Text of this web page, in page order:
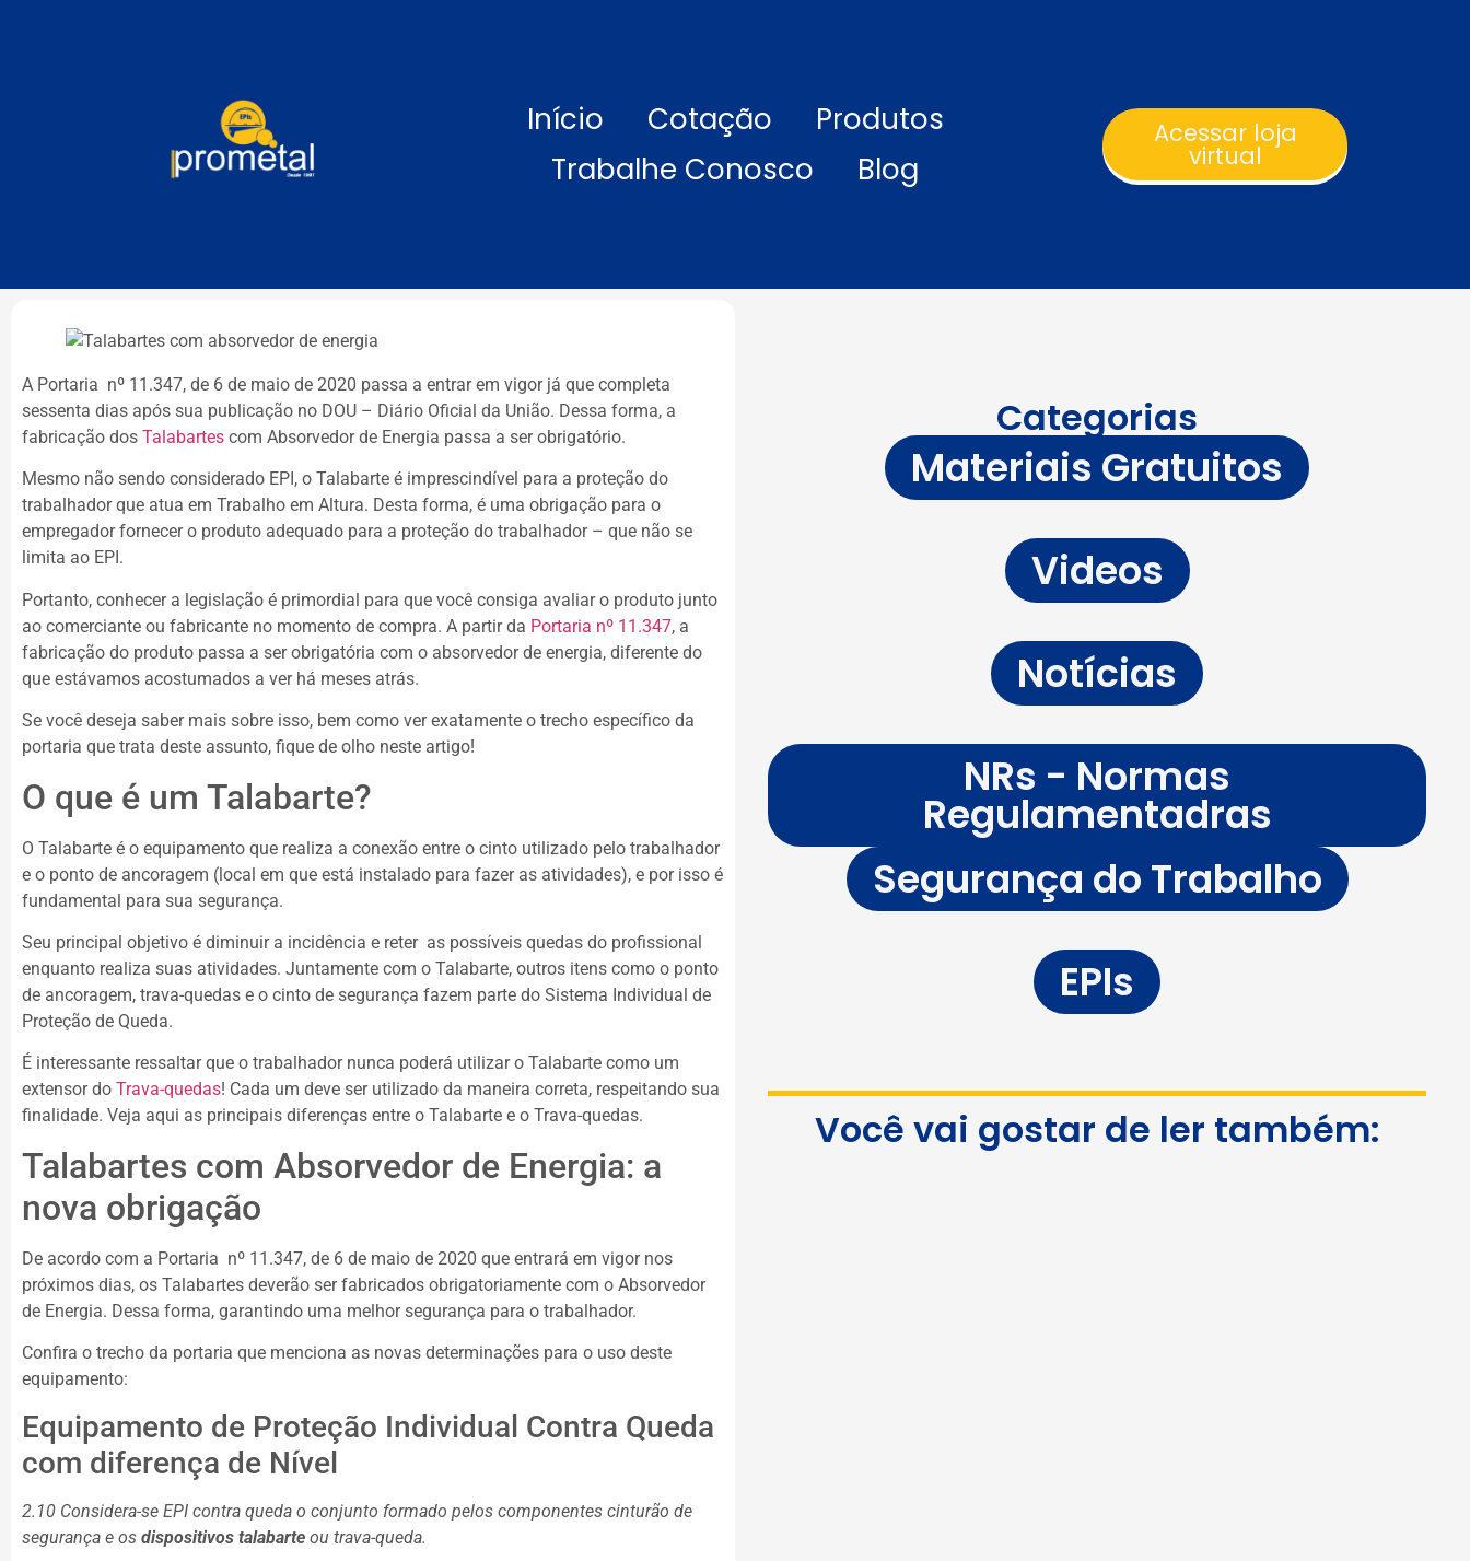
Início Cotação
Produtos
Trabalhe Conosco
Blog
Acessar loja
virtual
A Portaria nº 11.347, de 6 de maio de 2020 passa a entrar em vigor já que completa
sessenta dias após sua publicação no DOU – Diário Oficial da União. Dessa forma, a
fabricação dos Talabartes com Absorvedor de Energia passa a ser obrigatório.
Mesmo não sendo considerado EPI, o Talabarte é imprescindível para a proteção do
trabalhador que atua em Trabalho em Altura. Desta forma, é uma obrigação para o
empregador fornecer o produto adequado para a proteção do trabalhador – que não se
limita ao EPI.
Portanto, conhecer a legislação é primordial para que você consiga avaliar o produto junto
ao comerciante ou fabricante no momento de compra. A partir da Portaria nº 11.347, a
fabricação do produto passa a ser obrigatória com o absorvedor de energia, diferente do
que estávamos acostumados a ver há meses atrás.
Se você deseja saber mais sobre isso, bem como ver exatamente o trecho específico da
portaria que trata deste assunto, fique de olho neste artigo!
O que é um Talabarte?
O Talabarte é o equipamento que realiza a conexão entre o cinto utilizado pelo trabalhador
e o ponto de ancoragem (local em que está instalado para fazer as atividades), e por isso é
fundamental para sua segurança.
Seu principal objetivo é diminuir a incidência e reter as possíveis quedas do profissional
enquanto realiza suas atividades. Juntamente com o Talabarte, outros itens como o ponto
de ancoragem, trava-quedas e o cinto de segurança fazem parte do Sistema Individual de
Proteção de Queda.
É interessante ressaltar que o trabalhador nunca poderá utilizar o Talabarte como um
extensor do Trava-quedas! Cada um deve ser utilizado da maneira correta, respeitando sua
finalidade. Veja aqui as principais diferenças entre o Talabarte e o Trava-quedas.
Talabartes com Absorvedor de Energia: a
nova obrigação
De acordo com a Portaria nº 11.347, de 6 de maio de 2020 que entrará em vigor nos
próximos dias, os Talabartes deverão ser fabricados obrigatoriamente com o Absorvedor
de Energia. Dessa forma, garantindo uma melhor segurança para o trabalhador.
Confira o trecho da portaria que menciona as novas determinações para o uso deste
equipamento:
Equipamento de Proteção Individual Contra Queda
com diferença de Nível
2.10 Considera-se EPI contra queda o conjunto formado pelos componentes cinturão de
segurança e os dispositivos talabarte ou trava-queda.
Categorias
Materiais Gratuitos
Videos
Notícias
NRs - Normas
Regulamentadras
Segurança do Trabalho
EPIs
Você vai gostar de ler também: